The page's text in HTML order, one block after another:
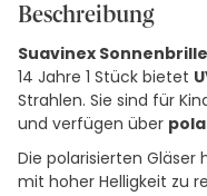
Beschreibung
Suavinex
14 Jahre 1 Stück bietet
Strahlen. Sie sind für
und verfügen über
Die polarisierten Gläser
mit hoher Helligkeit zu